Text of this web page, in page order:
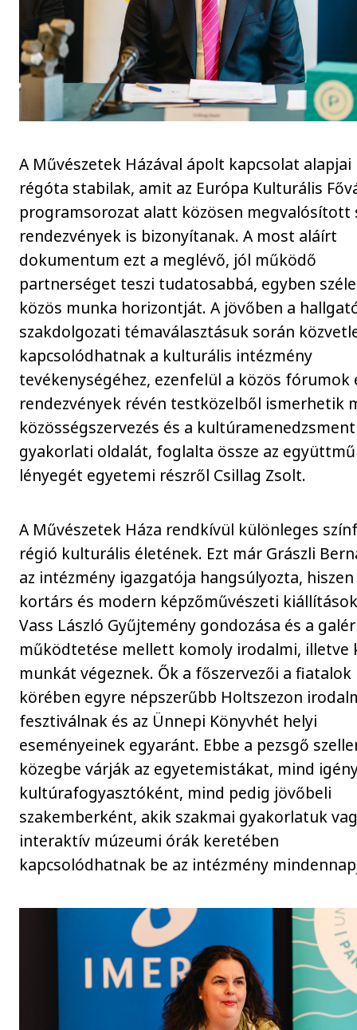
A Művészetek Házával ápolt kapcsolat alapjai
régóta stabilak, amit az Európa Kulturális
programsorozat alatt közösen megvalósított
rendezvények is bizonyítanak. A most aláírt
dokumentum ezt a meglévő, jól működő
partnerséget teszi tudatosabbá, egyben
közös munka horizontját. A jövőben a
szakdolgozati témaválasztásuk során
kapcsolódhatnak a kulturális intézmény
tevékenységéhez, ezenfelül a közös fórumok
rendezvények révén testközelből ismerhetik
közösségszervezés és a kultúramenedzsment
gyakorlati oldalát, foglalta össze az
lényegét egyetemi részről Csillag Zsolt.
A Művészetek Háza rendkívül különleges
régió kulturális életének. Ezt már Grászli
az intézmény igazgatója hangsúlyozta, hiszen
kortárs és modern képzőművészeti
Vass László Gyűjtemény gondozása és a
működtetése mellett komoly irodalmi, illetve
munkát végeznek. Ők a főszervezői a fiatalok
körében egyre népszerűbb Holtszezon
fesztiválnak és az Ünnepi Könyvhét helyi
eseményeinek egyaránt. Ebbe a pezsgő
közegbe várják az egyetemistákat, mind
kultúrafogyasztóként, mind pedig jövőbeli
szakemberként, akik szakmai gyakorlatuk
interaktív múzeumi órák keretében
kapcsolódhatnak be az intézmény